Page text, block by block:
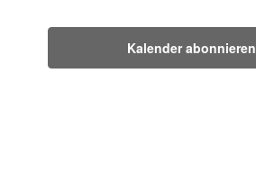
Kalender abonnieren